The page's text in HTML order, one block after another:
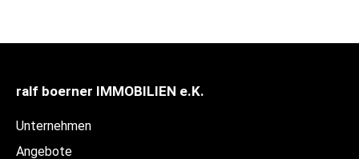
ralf boerner IMMOBILIEN e.K.
Unternehmen
Angebote